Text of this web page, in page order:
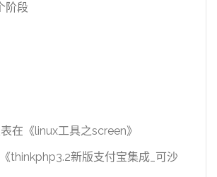
阶段
在《linux工具之screen》
thinkphp3.2新版支付宝集成_可沙